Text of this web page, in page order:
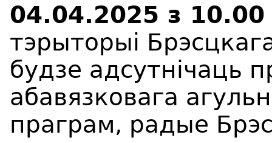
04.04.2025 з 10
тэрыторыi
будзе адсутнічаць
абавязковага
праграм, радые